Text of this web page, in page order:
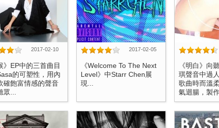
2017-02-10
》EP中的三首曲目
的可塑性，用內
確飽富情感的聲音
...
2017-02-05
《Welcome To The Next
Level》中Starr Chen展
現...
《明白》向
琪聲音中過
歌曲時而溫
氣迴腸，製作